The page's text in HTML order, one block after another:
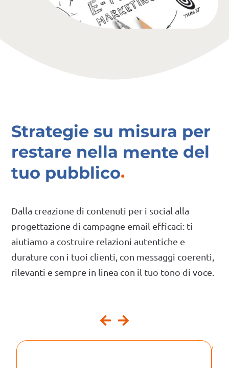
Strategie su misura per
restare nella mente del
tuo pubblico
Dalla creazione di contenuti per i social alla
progettazione di campagne email efficaci: ti
aiutiamo a costruire relazioni autentiche e
durature con i tuoi clienti, con messaggi coerenti,
rilevanti e sempre in linea con il tuo tono di voce.